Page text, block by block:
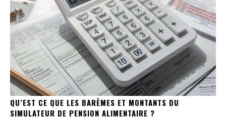
QU’EST CE QUE LES BARÈMES ET MONTANTS DU
SIMULATEUR DE PENSION ALIMENTAIRE ?